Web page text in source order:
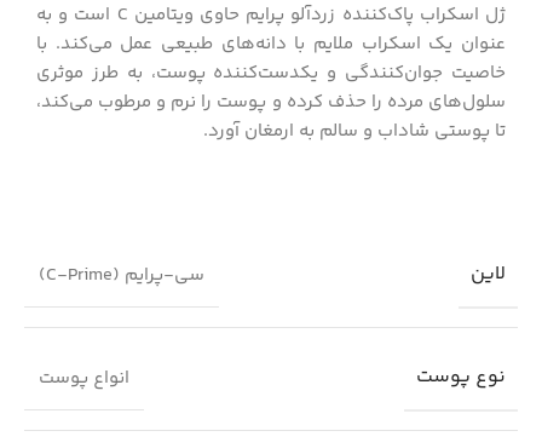
ژل اسکراب پاک‌کننده زردآلو پرایم حاوی ویتامین C است و به
عنوان یک اسکراب ملایم با دانه‌های طبیعی عمل می‌کند. با
خاصیت جوان‌کنندگی و یکدست‌کننده پوست، به طرز موثری
سلول‌های مرده را حذف کرده و پوست را نرم و مرطوب می‌کند،
تا پوستی شاداب و سالم به ارمغان آورد.
لاین سی-پرایم (C-Prime)
نوع پوست انواع پوست